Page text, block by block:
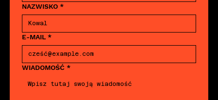
NAZWISKO *
E-MAIL *
WIADOMOŚĆ *